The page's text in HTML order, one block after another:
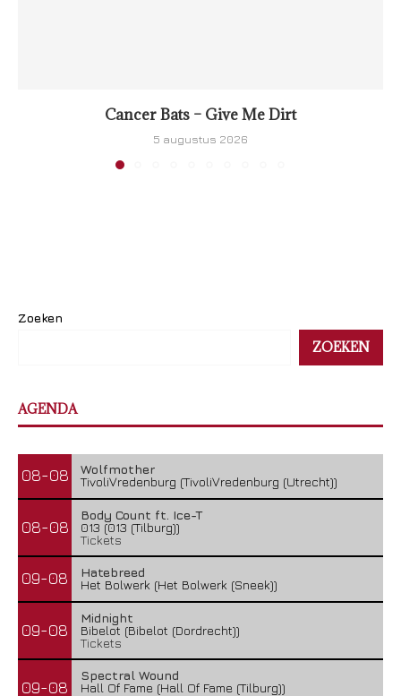
Cancer Bats – Give Me Dirt
5 augustus 2026
Zoeken
ZOEKEN
AGENDA
08-08
Wolfmother
TivoliVredenburg (TivoliVredenburg (Utrecht))
08-08
Body Count ft. Ice-T
013 (013 (Tilburg))
Tickets
09-08
Hatebreed
Het Bolwerk (Het Bolwerk (Sneek))
09-08
Midnight
Bibelot (Bibelot (Dordrecht))
Tickets
09-08
Spectral Wound
Hall Of Fame (Hall Of Fame (Tilburg))